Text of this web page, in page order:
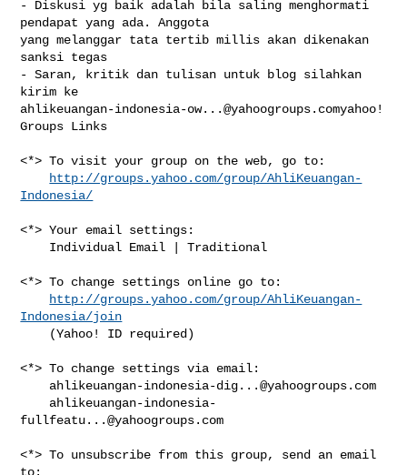
- Diskusi yg baik adalah bila saling menghormati
pendapat yang ada. Anggota
yang melanggar tata tertib millis akan dikenakan
sanksi tegas
- Saran, kritik dan tulisan untuk blog silahkan
ahlikeuangan-indonesia-ow...@yahoogroups.comyahoo!
Groups Links
<*> To visit your group on the web, go to:
http://groups.yahoo.com/group/AhliKeuangan-
Indonesia/
<*> Your email settings:
<*> To change settings online go to:
http://groups.yahoo.com/group/AhliKeuangan-
Indonesia/join
<*> To change settings via email:
ahlikeuangan-indonesia-dig...@yahoogroups.com
ahlikeuangan-indonesia-
fullfeatu...@yahoogroups.com
<*> To unsubscribe from this group, send an email